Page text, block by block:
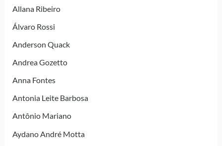
Allana Ribeiro
Álvaro Rossi
Anderson Quack
Andrea Gozetto
Anna Fontes
Antonia Leite Barbosa
Antônio Mariano
Aydano André Motta